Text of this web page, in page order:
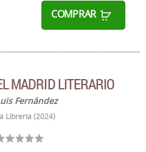
COMPRAR
MADRID LITERARIO
Fernández
Librería (2024)